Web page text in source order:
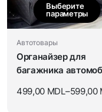
Выберите
параметры
Автотовары
Органайзер для
багажника
499,00 MDL–599,00